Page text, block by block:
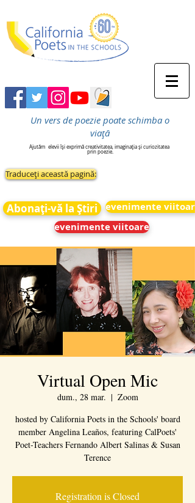
Un vers de poezie poate schimba o
viață
Ajutăm elevii își exprimă creativitatea, imaginația și curiozitatea
prin poezie.
Traduceți această pagină:
Abonați-vă la Știri
evenimente viitoare
evenimente viitoare
Virtual Open Mic
dum., 28 mar.
  |
Zoom
hosted by California Poets in the Schools' board
member Angelina Leaños, featuring CalPoets'
Poet-Teachers Fernando Albert Salinas & Susan
Terence
Registration is Closed